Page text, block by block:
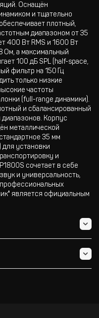
Оснащён
и тщательно
плотный,
диапазоном от 35
400 Вт RMS и 1600 Вт
Ом, а максимальный
100 дБ SPL (half-space,
фильтр на 150 Гц
только низкие
частоты
(full-range динамики).
и сбалансированный
Корпус
металлической
35 мм
установки
и
сочетает в себе
и универсальность,
является официальным